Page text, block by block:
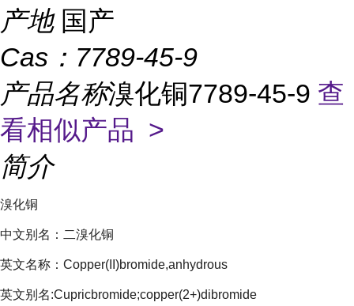
产地 国产
Cas： 7789-45-9
产品名称溴化铜7789-45-9 查
看相似产品 >
简介
溴化铜
中文别名：二溴化铜
英文名称：Copper(II)bromide,anhydrous
英文别名:Cupricbromide;copper(2+)dibromide